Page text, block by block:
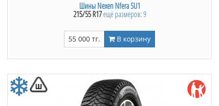
Шины Nexen Nfera SU1
215/55 R17ещё размеров: 9
55 000 тг. В корзину